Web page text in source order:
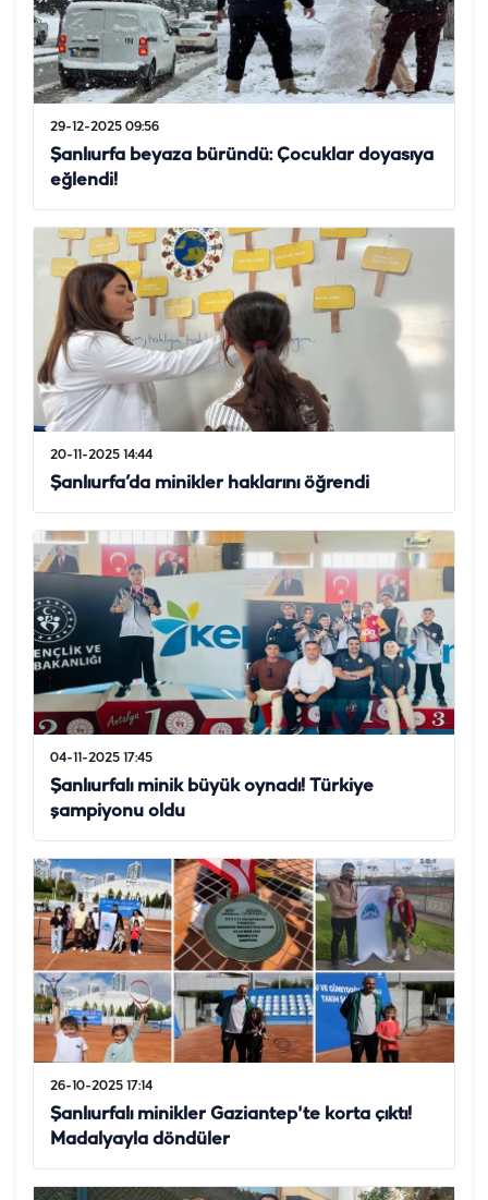
29-12-2025 09:56
Şanlıurfa beyaza büründü: Çocuklar doyasıya
eğlendi!
20-11-2025 14:44
Şanlıurfa’da minikler haklarını öğrendi
04-11-2025 17:45
Şanlıurfalı minik büyük oynadı! Türkiye
şampiyonu oldu
26-10-2025 17:14
Şanlıurfalı minikler Gaziantep'te korta çıktı!
Madalyayla döndüler